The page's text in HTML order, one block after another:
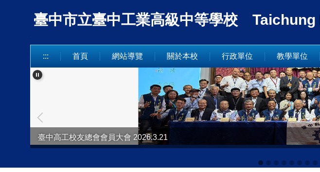
臺中市立臺中工業高級中等學校
::: 首頁 網站導覽 關於本校 行政單位 教學單位
臺中高工校友總會會員大會 2026.3.21